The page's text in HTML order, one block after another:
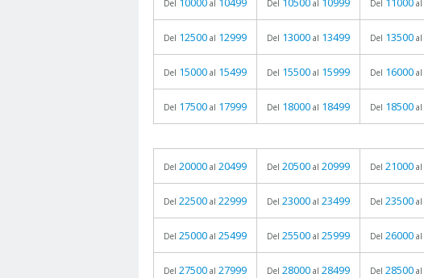
Del al Del al Del al
Del 12500 al 12999 Del 13000 al 13499 Del 13500 al
Del 15000 al 15499 Del 15500 al 15999 Del 16000 al
Del 17500 al 17999 Del 18000 al 18499 Del 18500 al
Del 20000 al 20499 Del 20500 al 20999 Del 21000 al
Del 22500 al 22999 Del 23000 al 23499 Del 23500 al
Del 25000 al 25499 Del 25500 al 25999 Del 26000 al
Del 27500 al 27999 Del 28000 al 28499 Del 28500 al